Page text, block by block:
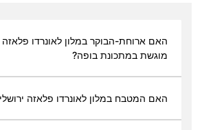
האם ארוחת-הבוקר במלון לאונרדו פלאזה
מוגשת במתכונת בופה?
האם המטבח במלון לאונרדו פלאזה